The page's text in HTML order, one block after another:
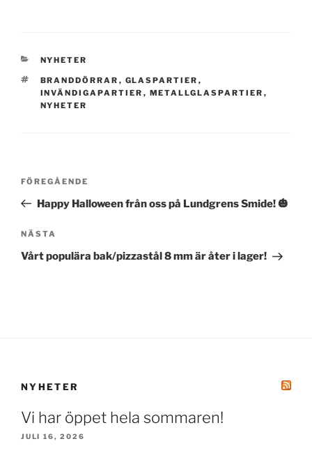
KATEGORIER
NYHETER
TAGGAR
BRANDDÖRRAR , GLASPARTIER ,
INVÄNDIGAPARTIER , METALLGLASPARTIER ,
NYHETER
Inläggsnavigering
Föregående
inlägg
FÖREGÅENDE
Happy Halloween från oss på Lundgrens Smide! 🎃
Nästa
inlägg
NÄSTA
Vårt populära bak/pizzastål 8 mm är åter i lager!
NYHETER
Vi har öppet hela sommaren!
JULI 16, 2026